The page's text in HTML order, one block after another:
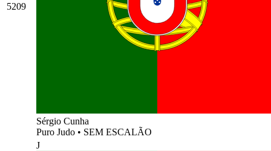
5209
Sérgio Cunha
Puro Judo • SEM ESCALÃO
J